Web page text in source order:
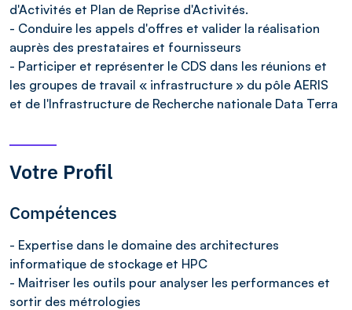
d'Activités et Plan de Reprise d'Activités.
- Conduire les appels d'offres et valider la réalisation
auprès des prestataires et fournisseurs
- Participer et représenter le CDS dans les réunions et
les groupes de travail « infrastructure » du pôle AERIS
et de l'Infrastructure de Recherche nationale Data Terra
Votre Profil
Compétences
- Expertise dans le domaine des architectures
informatique de stockage et HPC
- Maitriser les outils pour analyser les performances et
sortir des métrologies